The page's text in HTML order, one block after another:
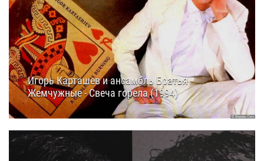
Игорь Карташев и ансамбль Братья
Жемчужные - Свеча горела (1994)
03.10.202413:40